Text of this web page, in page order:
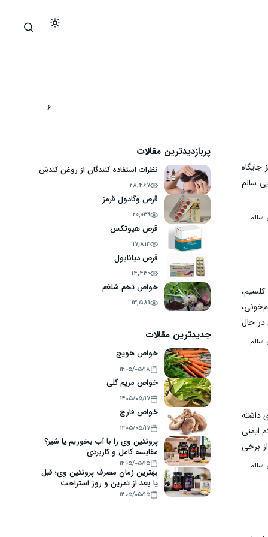
6
سالم
سالم
در حال
سالم
داشته
ایمنی
برخی
وسالم
پربازدیدترین مقالات
نظرات استفاده کنندگان از روغن کندش
28,467
قرص وگادول قرمز
20,039
قرص هیوتکس
17,813
قرص دیانابول
14,430
خواص تخم شلغم
13,581
جدیدترین مقالات
خواص هویج
۱۴۰۵/۰۵/۱۸
خواص مریم گلی
۱۴۰۵/۰۵/۱۷
خواص قارچ
۱۴۰۵/۰۵/۱۷
پروتئین وی را با آب بخوریم یا شیر؟
مقایسه کامل و کاربردی
۱۴۰۵/۰۵/۱۵
بهترین زمان مصرف پروتئین وی؛ قبل
یا بعد از تمرین و روز استراحت
۱۴۰۵/۰۵/۱۵